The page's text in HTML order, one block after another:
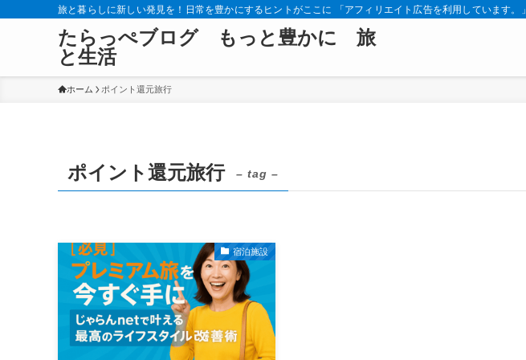
旅と暮らしに新しい発見を！日常を豊かにするヒントがここに 「アフィリエイト広告を利用しています。」
たらっぺブログ もっと豊かに 旅
と生活
ホーム ポイント還元旅行
ポイント還元旅行 – tag –
宿泊施設